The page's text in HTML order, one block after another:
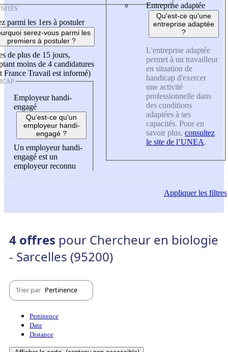
parmi les 1ers à postuler
serez-vous parmi les
premiers à postuler ?
de plus de 15 jours,
moins de 4 candidatures
France Travail est informé)
Employeur handi-
engagé
Qu'est-ce qu'un
employeur handi-
engagé ?
Un employeur handi-
engagé est un
employeur reconnu
Entreprise adaptée
Qu'est-ce qu'une
entreprise adaptée
?
L'entreprise adaptée
permet à un travailleur
en situation de
handicap d'exercer
une activité
professionnelle dans
des conditions
adaptées à ses
capacités. Pour en
savoir plus, consultez
le site de l’UNEA.
Appliquerles filtres
4 offres pour Chercheur en biologie
- Sarcelles (95200)
Trier par Pertinence
Pertinence
Date
Distance